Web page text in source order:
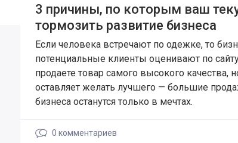
3 причины, по которым ваш
тормозить развитие бизнеса
Если человека встречают по одежке, то
потенциальные клиенты оценивают по
продаете товар самого высокого качества,
оставляет желать лучшего — большие
бизнеса останутся только в мечтах.
0 комментариев